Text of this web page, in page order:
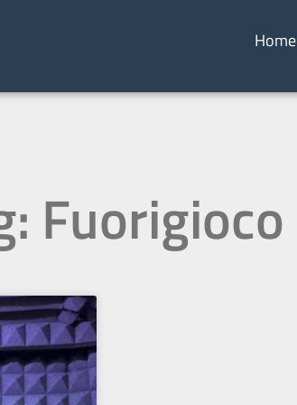
Home
Fuorigioco